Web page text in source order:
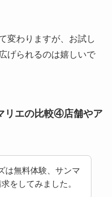
変わりますが、お試し
げられるのは嬉しいで
リエの比較④店舗やア
は無料体験、サンマ
をしてみました。